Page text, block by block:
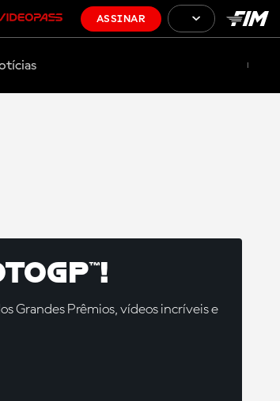
ASSINAR
Grandes Prêmios, vídeos incríveis e